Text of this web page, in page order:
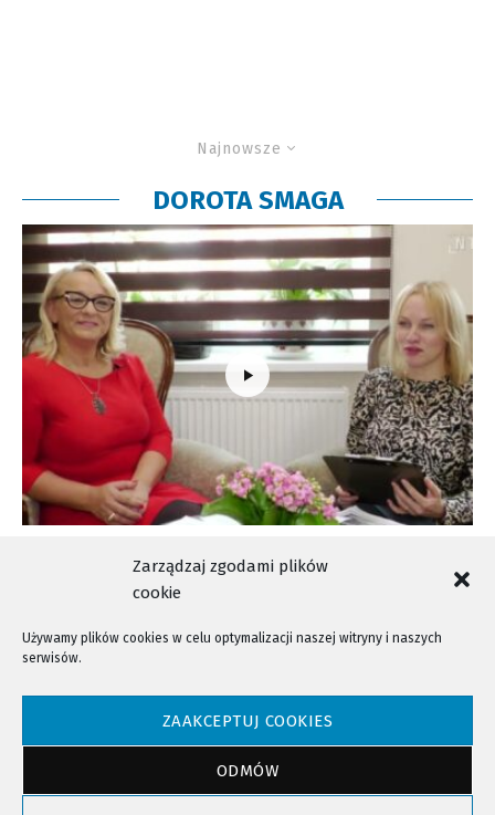
Zarządzaj zgodami plików
cookie
Używamy plików cookies w celu optymalizacji naszej witryny i naszych
serwisów.
ZAAKCEPTUJ COOKIES
ODMÓW
Najnowsze
DOROTA SMAGA
Rozmowa Dnia – Dorota Smaga
NTV - Nasza Telewizja Sądecka © 2023 Wszystkie prawa zastrzeżone!